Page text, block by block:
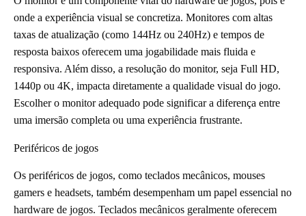
onde a experiência visual se concretiza. Monitores com altas
taxas de atualização (como 144Hz ou 240Hz) e tempos de
resposta baixos oferecem uma jogabilidade mais fluida e
responsiva. Além disso, a resolução do monitor, seja Full HD,
1440p ou 4K, impacta diretamente a qualidade visual do jogo.
Escolher o monitor adequado pode significar a diferença entre
uma imersão completa ou uma experiência frustrante.
Periféricos de jogos
Os periféricos de jogos, como teclados mecânicos, mouses
gamers e headsets, também desempenham um papel essencial no
hardware de jogos. Teclados mecânicos geralmente oferecem